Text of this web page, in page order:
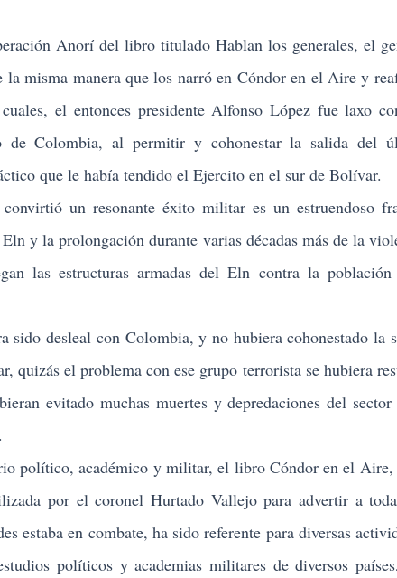
Anorí del libro titulado Hablan los generales, el
misma manera que los narró en Cóndor en el Aire y
el entonces presidente Alfonso López fue laxo
de Colombia, al permitir y cohonestar la salida del
que le había tendido el Ejercito en el sur de Bolívar.
un resonante éxito militar es un estruendoso
y la prolongación durante varias décadas más de la
las estructuras armadas del Eln contra la
desleal con Colombia, y no hubiera cohonestado la
quizás el problema con ese grupo terrorista se hubiera
evitado muchas muertes y depredaciones del
político, académico y militar, el libro Cóndor en el Aire,
por el coronel Hurtado Vallejo para advertir a
estaba en combate, ha sido referente para diversas
políticos y academias militares de diversos